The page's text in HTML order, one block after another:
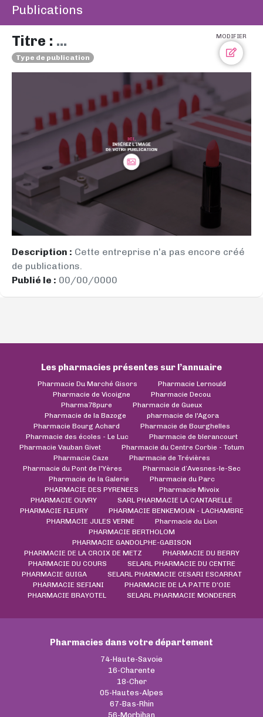
Publications
MODIFIER
Titre : ...
Type de publication
Description : Cette entreprise n’a pas encore créé
de publications.
Publié le : 00/00/0000
Les pharmacies présentes sur l’annuaire
Pharmacie Du Marché Gisors
Pharmacie Lernould
Pharmacie de Vicoigne
Pharmacie Decou
Pharma78pure
Pharmacie de Gueux
Pharmacie de la Bazoge
pharmacie de l'Agora
Pharmacie Bourg Achard
Pharmacie de Bourghelles
Pharmacie des écoles - Le Luc
Pharmacie de blerancourt
Pharmacie Vauban Givet
Pharmacie du Centre Corbie - Totum
Pharmacie Caze
Pharmacie de Trévières
Pharmacie du Pont de l'Yères
Pharmacie d’Avesnes-le-Sec
Pharmacie de la Galerie
Pharmacie du Parc
PHARMACIE DES PYRENEES
Pharmacie Mivoix
PHARMACIE OUVRY
SARL PHARMACIE LA CANTARELLE
PHARMACIE FLEURY
PHARMACIE BENKEMOUN - LACHAMBRE
PHARMACIE JULES VERNE
Pharmacie du Lion
PHARMACIE BERTHOLOM
PHARMACIE GANDOLPHE-GABISON
PHARMACIE DE LA CROIX DE METZ
PHARMACIE DU BERRY
PHARMACIE DU COURS
SELARL PHARMACIE DU CENTRE
PHARMACIE GUIGA
SELARL PHARMACIE CESARI ESCARRAT
PHARMACIE SEFIANI
PHARMACIE DE LA PATTE D'OIE
PHARMACIE BRAYOTEL
SELARL PHARMACIE MONDERER
Pharmacies dans votre département
74-Haute-Savoie
16-Charente
18-Cher
05-Hautes-Alpes
67-Bas-Rhin
56-Morbihan